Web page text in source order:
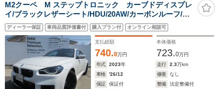
M2クーペ M ステップトロニック カーブドディスプレ
イ/ブラックレザーシート/HDU/20AW/カーボンルーフ/ワ
ンオーナー
ディーラー保証 車両品質評価書付 購入プラン付 オンライン相談可
支払総額
740.8万円
本体価格
723.0万円
年式
2023年 走行 2.3万km
車検
'26/12 修復
なし
保証
保証付 整備
法定整備付